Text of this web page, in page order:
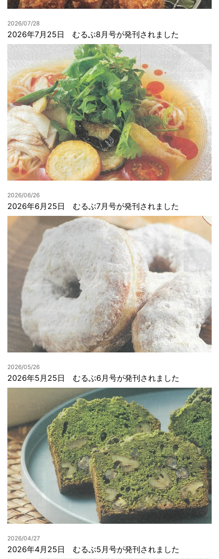
2026/07/28
2026年7月25日 むるぶ8月号が発刊されました
2026/06/26
2026年6月25日 むるぶ7月号が発刊されました
2026/05/26
2026年5月25日 むるぶ6月号が発刊されました
2026/04/27
2026年4月25日 むるぶ5月号が発刊されました